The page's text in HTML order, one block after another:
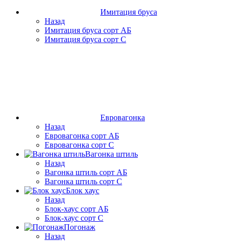
Имитация бруса
Назад
Имитация бруса сорт АБ
Имитация бруса сорт С
Евровагонка
Назад
Евровагонка сорт АБ
Евровагонка сорт С
Вагонка штиль
Назад
Вагонка штиль сорт АБ
Вагонка штиль сорт С
Блок хаус
Назад
Блок-хаус сорт АБ
Блок-хаус сорт С
Погонаж
Назад